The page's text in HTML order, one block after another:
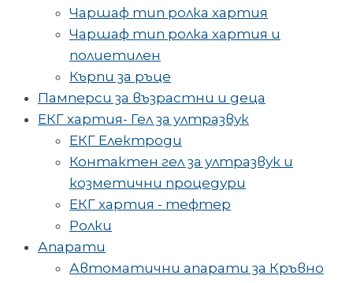
Чаршаф тип ролка хартия
Чаршаф тип ролка хартия и
полиетилен
Кърпи за ръце
Памперси за възрастни и деца
ЕКГ хартия- Гел за ултразвук
ЕКГ Електроди
Контактен гел за ултразвук и
козметични процедури
ЕКГ хартия - тефтер
Ролки
Апарати
Автоматични апарати за Кръвно